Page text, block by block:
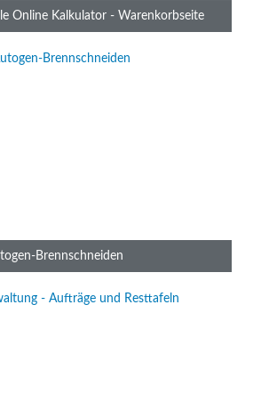
Online Kalkulator - Warenkorbseite
Brennschneiden